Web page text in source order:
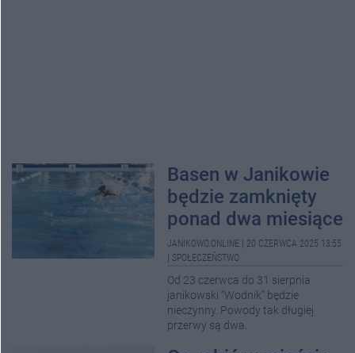
Basen w Janikowie
będzie zamknięty
ponad dwa miesiące
JANIKOWO.ONLINE
20 CZERWCA 2025 13:55
SPOŁECZEŃSTWO
Od 23 czerwca do 31 sierpnia
janikowski “Wodnik” będzie
nieczynny. Powody tak długiej
przerwy są dwa.